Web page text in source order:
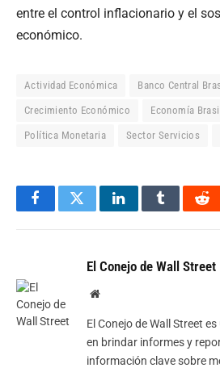
entre el control inflacionario y el
económico.
Actividad Económica Banco Central
Crecimiento Económico Economía Brasil
Política Monetaria Sector Servicios
FacebookTwitterLinkedInTumblr
El Conejo de Wall Street
Website
El Conejo de Wall Street
en brindar informes y
información clave sobre